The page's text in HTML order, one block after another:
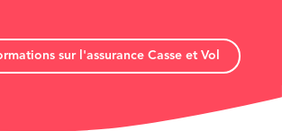
sur l'assurance Casse et Vol